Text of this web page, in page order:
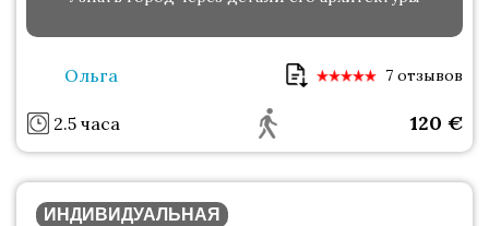
Ольга 7 отзывов
2.5 часа 120 €
ИНДИВИДУАЛЬНАЯ